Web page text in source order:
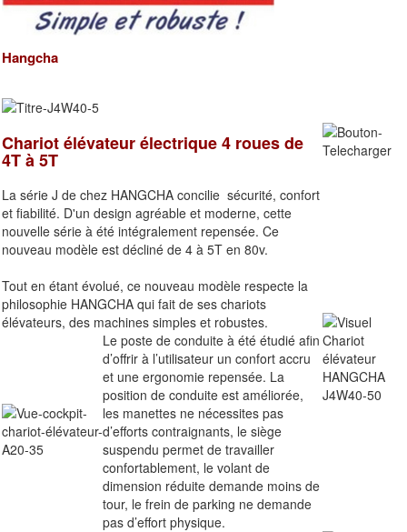
Hangcha
Chariot élévateur électrique 4 roues de
4T à 5T
La série J de chez HANGCHA concilie sécurité, confort
et fiabilité. D'un design agréable et moderne, cette
nouvelle série à été intégralement repensée. Ce
nouveau modèle est décliné de 4 à 5T en 80v.
Tout en étant évolué, ce nouveau modèle respecte la
philosophie HANGCHA qui fait de ses chariots
élévateurs, des machines simples et robustes.
Le poste de conduite à été étudié afin
d’offrir à l’utilisateur un confort accru
et une ergonomie repensée. La
position de conduite est améliorée,
les manettes ne nécessites pas
d’efforts contraignants, le siège
suspendu permet de travailler
confortablement, le volant de
dimension réduite demande moins de
tour, le frein de parking ne demande
pas d’effort physique.